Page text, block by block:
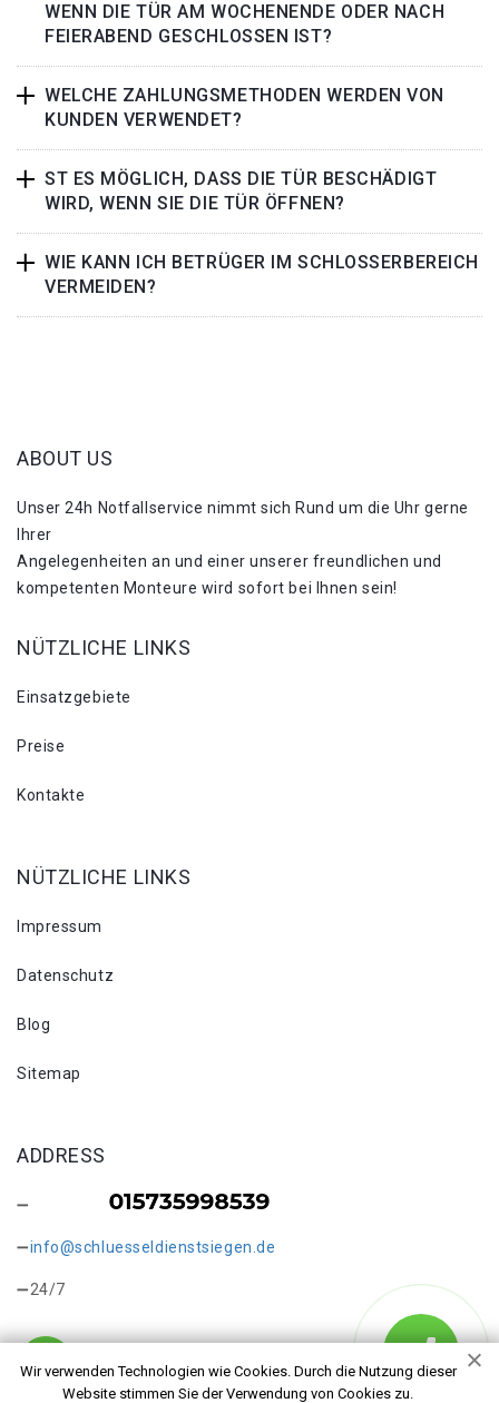
WENN DIE TÜR AM WOCHENENDE ODER NACH
FEIERABEND GESCHLOSSEN IST?
WELCHE ZAHLUNGSMETHODEN WERDEN VON
KUNDEN VERWENDET?
ST ES MÖGLICH, DASS DIE TÜR BESCHÄDIGT
WIRD, WENN SIE DIE TÜR ÖFFNEN?
WIE KANN ICH BETRÜGER IM SCHLOSSERBEREICH
VERMEIDEN?
Wir verwenden Technologien wie Cookies. Durch die Nutzung dieser
Website stimmen Sie der Verwendung von Cookies zu.
ABOUT US
Unser 24h Notfallservice nimmt sich Rund um die Uhr gerne
Ihrer
Angelegenheiten an und einer unserer freundlichen und
kompetenten Monteure wird sofort bei Ihnen sein!
NÜTZLICHE LINKS
Einsatzgebiete
Preise
Kontakte
NÜTZLICHE LINKS
Impressum
Datenschutz
Blog
Sitemap
ADDRESS
info@schluesseldienstsiegen.de
24/7